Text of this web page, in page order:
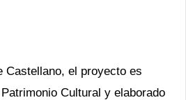
Castellano, el proyecto es
Cultural y elaborado